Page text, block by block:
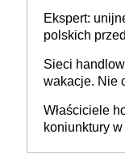
Ekspert:
polskich
Sieci
wakacje. Nie
tam, gdzie
Właściciele
koniunktury